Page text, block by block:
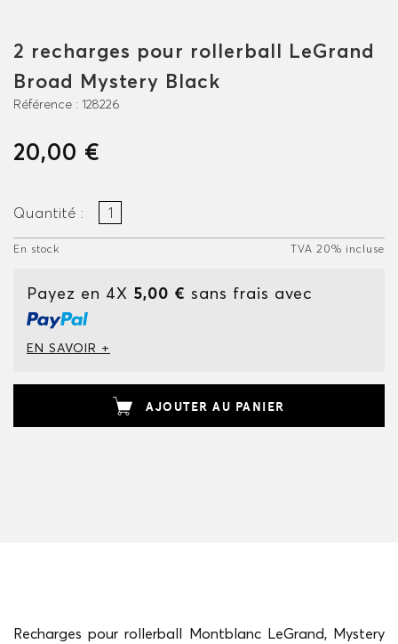
2 recharges pour rollerball LeGrand
Broad Mystery Black
Référence : 128226
20,00 €
Quantité :
En stock TVA 20% incluse
Payez en 4X 5,00 € sans frais avec
EN SAVOIR +
AJOUTER AU PANIER
Recharges pour rollerball Montblanc LeGrand, Mystery